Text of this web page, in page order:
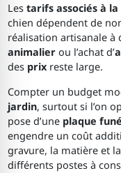
Lestarifs associés à
chien dépendent de
réalisation artisanale
animalier ou l’achat d’
des prix reste large.
Compter un budget
jardin, surtout si l’on
pose d’une plaque
engendre un coût
gravure, la matière et
différents postes à